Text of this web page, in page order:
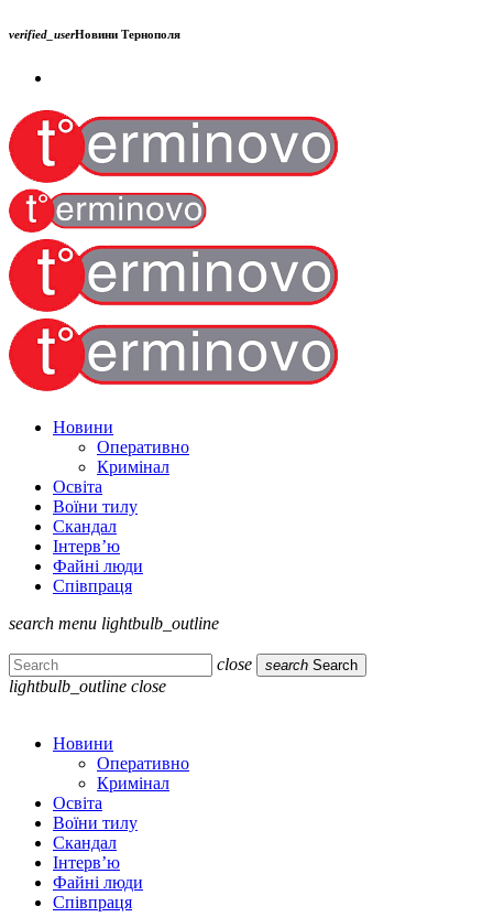
verified_userНовини Тернополя
Новини
Оперативно
Кримінал
Освіта
Воїни тилу
Скандал
Інтерв’ю
Файні люди
Співпраця
search menu lightbulb_outline
close search Search
lightbulb_outline close
Новини
Оперативно
Кримінал
Освіта
Воїни тилу
Скандал
Інтерв’ю
Файні люди
Співпраця